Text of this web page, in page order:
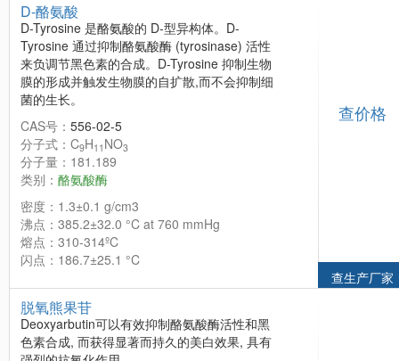
D-酪氨酸
D-Tyrosine 是酪氨酸的 D-型异构体。D-
Tyrosine 通过抑制酪氨酸酶 (tyrosinase) 活性
来负调节黑色素的合成。D-Tyrosine 抑制生物
膜的形成并触发生物膜的自扩散,而不会抑制细
菌的生长。
CAS号： 556-02-5
分子式：C9H11 NO3
分子量：181.189
类别： 酪氨酸酶
密度：1.3±0.1 g/cm3
沸点：385.2±32.0 °C at 760 mmHg
熔点：310-314ºC
闪点：186.7±25.1 °C
查价格
查生产厂家
脱氧熊果苷
Deoxyarbutin可以有效抑制酪氨酸酶活性和黑
色素合成, 而获得显著而持久的美白效果, 具有